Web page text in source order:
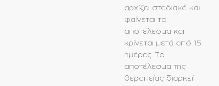
αρχίζει σταδιακά και
φαίνεται το
αποτέλεσμα και
κρίνεται μετά από 15
ημέρες. Το
αποτέλεσμα της
θεραπείας διαρκεί